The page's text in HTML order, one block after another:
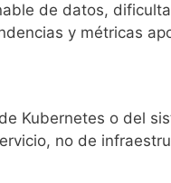
de datos,
y métricas
Kubernetes o del
no de